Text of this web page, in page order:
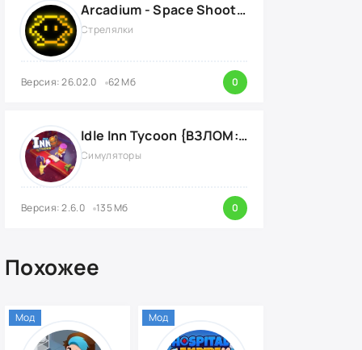
Arcadium - Space Shooter
Стрелялки
Версия: 26.02.0 62 Мб 0
Idle Inn Tycoon {ВЗЛОМ: много денег}
Симуляторы
Версия: 2.6.0 135 Мб 0
Похожее
Мод Мод